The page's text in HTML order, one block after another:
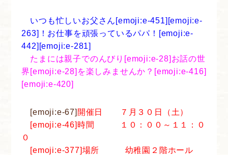
いつも忙しいお父さん[emoji:e-451][emoji:e-
263]！お仕事を頑張っているパパ！[emoji:e-
442][emoji:e-281]
たまには親子でのんびり[emoji:e-28]お話の世
界[emoji:e-28]を楽しみませんか？[emoji:e-416]
[emoji:e-420]
[emoji:e-67] 開催日 ７月３０日（土）
[emoji:e-46]時間 １０：００～１１：０
０
[emoji:e-377]場所 幼稚園２階ホール